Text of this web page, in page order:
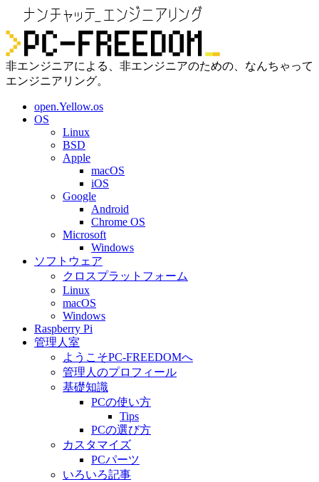
非エンジニアによる、非エンジニアのための、なんちゃって
エンジニアリング。
open.Yellow.os
OS
Linux
BSD
Apple
macOS
iOS
Google
Android
Chrome OS
Microsoft
Windows
ソフトウェア
クロスプラットフォーム
Linux
macOS
Windows
Raspberry Pi
管理人室
ようこそPC-FREEDOMへ
管理人のプロフィール
基礎知識
PCの使い方
Tips
PCの選び方
カスタマイズ
PCパーツ
いろいろ記事